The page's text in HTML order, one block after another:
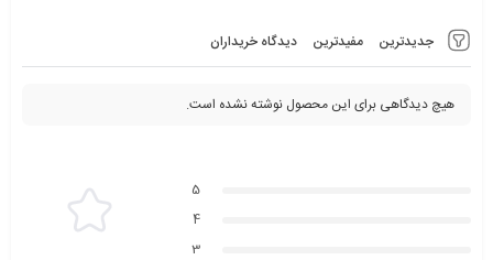
جدیدترین مفیدترین دیدگاه خریداران
هیچ دیدگاهی برای این محصول نوشته نشده است.
5
4
3